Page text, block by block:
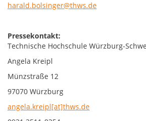
harald.bolsinger@thws.de
Pressekontakt:
Technische Hochschule Würzburg-
Angela Kreipl
Münzstraße 12
97070 Würzburg
angela.kreipl[at]thws.de